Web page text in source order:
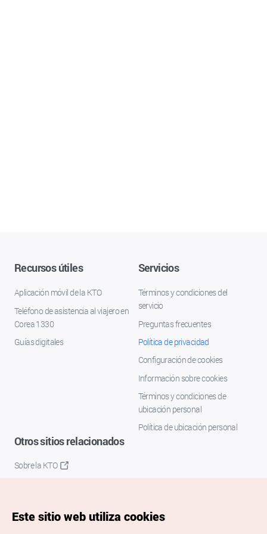
Recursos útiles
Aplicación móvil de la KTO
Teléfono de asistencia al viajero en
Corea 1330
Guías digitales
Servicios
Términos y condiciones del
servicio
Preguntas frecuentes
Política de privacidad
Configuración de cookies
Información sobre cookies
Términos y condiciones de
ubicación personal
Política de ubicación personal
Otros sitios relacionados
Sobre la KTO
Este sitio web utiliza cookies